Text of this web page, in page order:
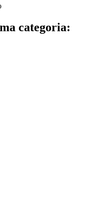
categoria: